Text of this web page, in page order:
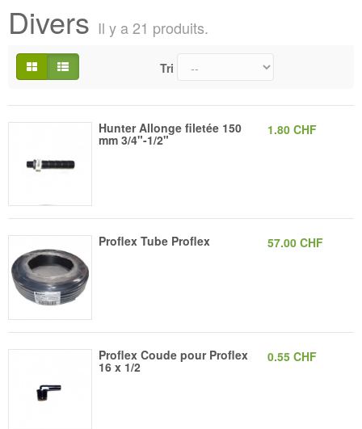
Divers Il y a 21 produits.
Tri
Hunter Allonge filetée 150
mm 3/4"-1/2"
1.80 CHF
Proflex Tube Proflex 57.00 CHF
Proflex Coude pour Proflex
16 x 1/2
0.55 CHF